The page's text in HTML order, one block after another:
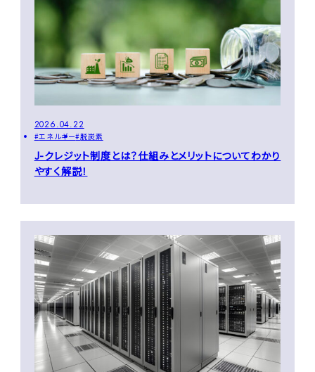
2026.04.22
エネルギー 脱炭素
J-クレジット制度とは？仕組みとメリットについてわかり
やすく解説！